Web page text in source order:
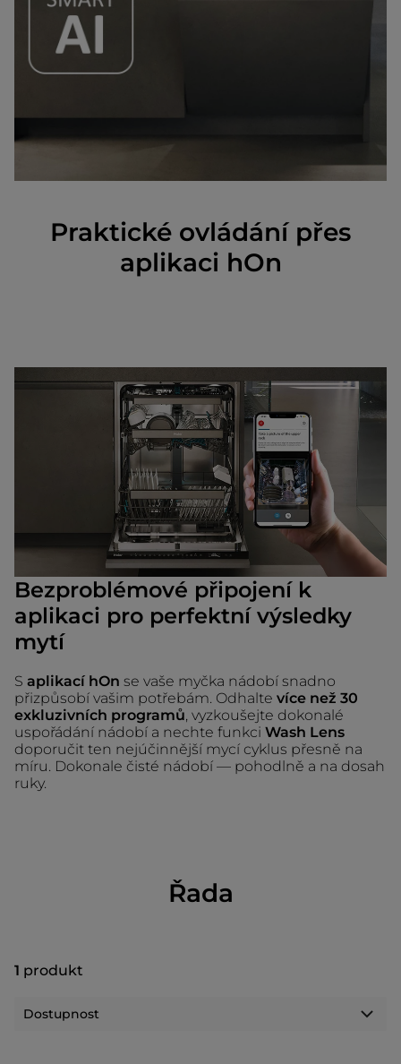
Praktické ovládání přes
aplikaci hOn
Bezproblémové připojení k
aplikaci pro perfektní výsledky
mytí
S aplikací hOn se vaše myčka nádobí snadno
přizpůsobí vašim potřebám. Odhalte více než 30
exkluzivních programů, vyzkoušejte dokonalé
uspořádání nádobí a nechte funkci Wash Lens
doporučit ten nejúčinnější mycí cyklus přesně na
míru. Dokonale čisté nádobí — pohodlně a na dosah
ruky.
Řada
1 produkt